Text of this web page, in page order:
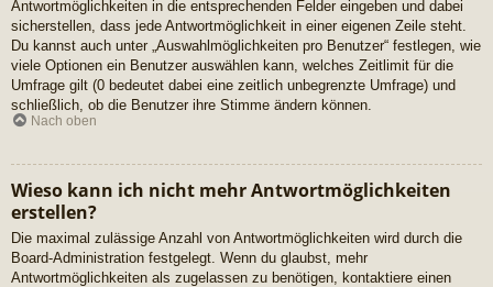
Antwortmöglichkeiten in die entsprechenden Felder eingeben und dabei
sicherstellen, dass jede Antwortmöglichkeit in einer eigenen Zeile steht.
Du kannst auch unter „Auswahlmöglichkeiten pro Benutzer“ festlegen, wie
viele Optionen ein Benutzer auswählen kann, welches Zeitlimit für die
Umfrage gilt (0 bedeutet dabei eine zeitlich unbegrenzte Umfrage) und
schließlich, ob die Benutzer ihre Stimme ändern können.
Nach oben
Wieso kann ich nicht mehr Antwortmöglichkeiten
erstellen?
Die maximal zulässige Anzahl von Antwortmöglichkeiten wird durch die
Board-Administration festgelegt. Wenn du glaubst, mehr
Antwortmöglichkeiten als zugelassen zu benötigen, kontaktiere einen